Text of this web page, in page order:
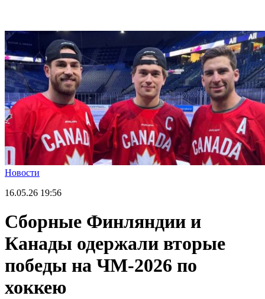
Новости
16.05.26 19:56
Сборные Финляндии и
Канады одержали вторые
победы на ЧМ-2026 по
хоккею